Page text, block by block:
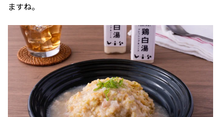
ますね。